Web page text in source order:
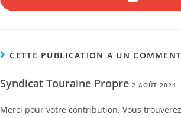
CETTE PUBLICATION A UN
Syndicat Touraine Propre 2 AOÛT 2024
Merci pour votre contribution. Vous